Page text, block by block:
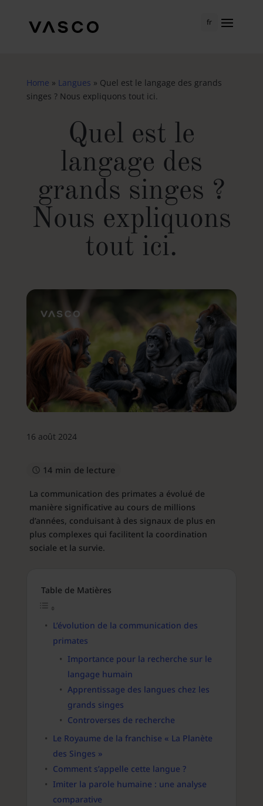
fr
Home » Langues » Quel est le langage des grands
singes ? Nous expliquons tout ici.
Quel est le
langage des
grands singes ?
Nous expliquons
tout ici.
16 août 2024
14 min de lecture
La communication des primates a évolué de
manière significative au cours de millions
d’années, conduisant à des signaux de plus en
plus complexes qui facilitent la coordination
sociale et la survie.
Table de Matières
L’évolution de la communication des
primates
Importance pour la recherche sur le
langage humain
Apprentissage des langues chez les
grands singes
Controverses de recherche
Le Royaume de la franchise « La Planète
des Singes »
Comment s’appelle cette langue ?
Imiter la parole humaine : une analyse
comparative